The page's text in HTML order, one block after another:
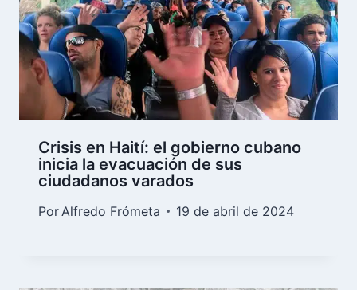
Crisis en Haití: el gobierno cubano
inicia la evacuación de sus
ciudadanos varados
Por Alfredo Frómeta 19 de abril de 2024